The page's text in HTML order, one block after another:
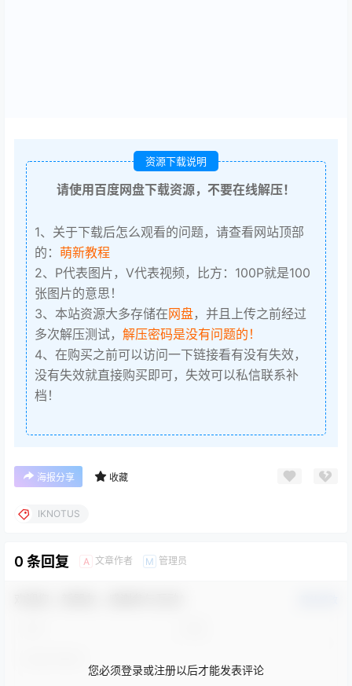
资源下载说明
请使用百度网盘下载资源，不要在线解压！
1、关于下载后怎么观看的问题，请查看网站顶部
的： 萌新教程
2、P代表图片，V代表视频，比方：100P就是100
张图片的意思！
3、本站资源大多存储在网盘，并且上传之前经过
多次解压测试， 解压密码是没有问题的！
4、在购买之前可以访问一下链接看有没有失效，
没有失效就直接购买即可，失效可以私信联系补
档！
海报分享 收藏
IKNOTUS
0 条回复 A 文章作者 M 管理员
您必须登录或注册以后才能发表评论